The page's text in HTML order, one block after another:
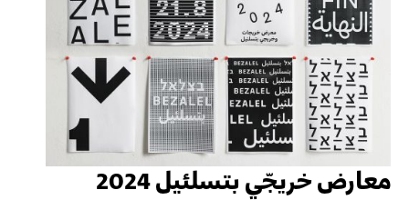
معارض خريجّي بتسلئيل 2024